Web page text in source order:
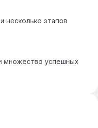
несколько этапов
множество успешных